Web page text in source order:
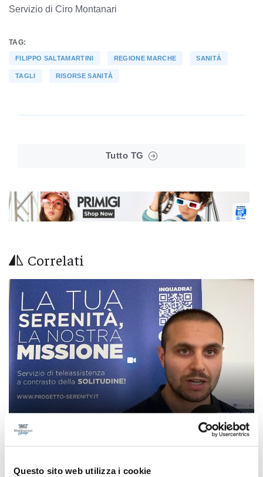
Questo sito web utilizza i cookie
Servizio di Ciro Montanari
TAG:
FILIPPO SALTAMARTINI REGIONE MARCHE SANITÀ
TAGLI RISORSE SANITÀ
Tutto TG
Correlati
assiste anziani e fragili H24